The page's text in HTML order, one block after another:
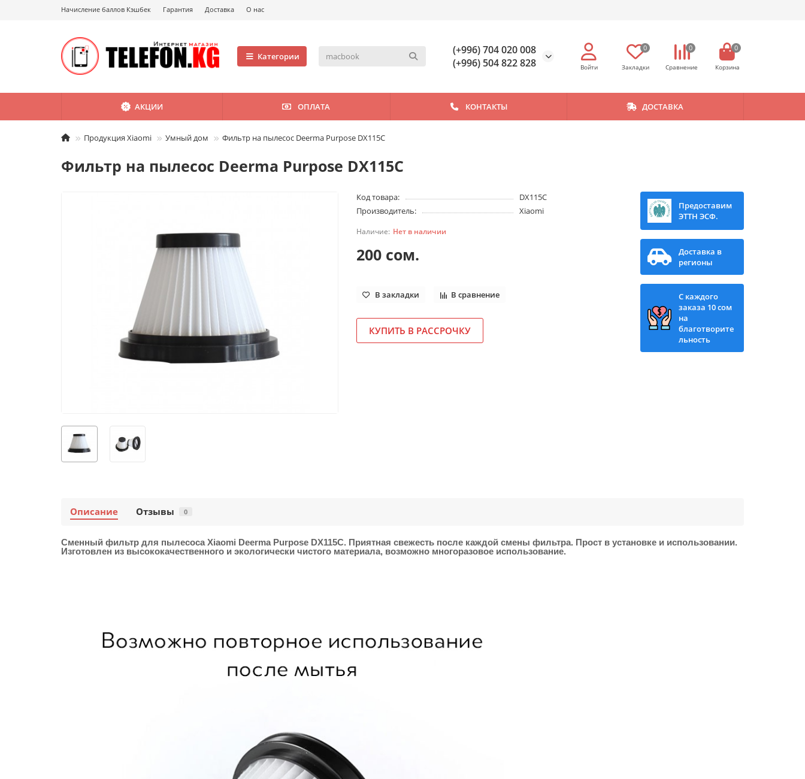
Начисление баллов Кэшбек Гарантия Доставка О нас
Категории
(+996) 704 020 008
(+996) 504 822 828
0 0 0
АКЦИИ ОПЛАТА КОНТАКТЫ ДОСТАВКА
Продукция Xiaomi Умный дом Фильтр на пылесос Deerma Purpose DX115C
Фильтр на пылесос Deerma Purpose DX115C
Код товара:
DX115C
Производитель:
Xiaomi
Нет в наличии
200 сом.
В закладки В сравнение
КУПИТЬ В РАССРОЧКУ
Предоставим
ЭТТН ЭСФ.
Доставка в
регионы
С каждого
заказа 10 сом
на
благотворите
льность
Описание Отзывы 0
Сменный фильтр для пылесоса Xiaomi Deerma Purpose DX115C. Приятная свежесть после каждой смены фильтра. Прост в установке и использовании.
Изготовлен из высококачественного и экологически чистого материала, возможно многоразовое использование.